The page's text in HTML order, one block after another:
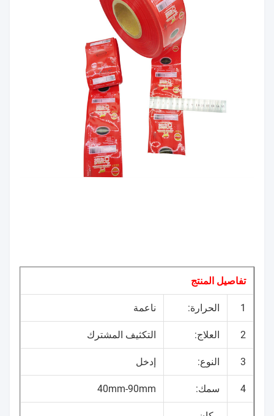
تفاصيل المنتج
1 الحرارة: ناعمة
2 العلاج: التكثيف المشترك
3 النوع: إدخل
4 سمك: 40mm-90mm